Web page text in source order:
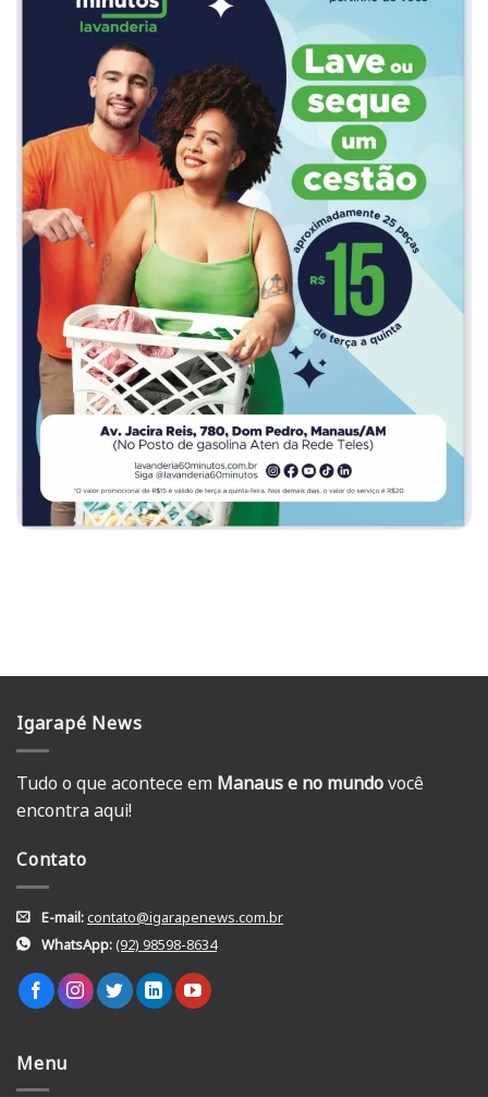
Igarapé News
Tudo o que acontece em Manaus e no mundovocê
encontra aqui!
Contato
E-mail:contato@igarapenews.com.br
WhatsApp:(92) 98598-8634
Menu